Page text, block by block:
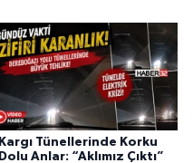
Kargı Tünellerinde Korku
Dolu Anlar: “Aklımız Çıktı”